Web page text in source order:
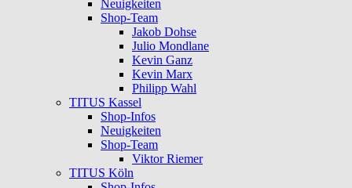
Neuigkeiten
Shop-Team
Jakob Dohse
Julio Mondlane
Kevin Ganz
Kevin Marx
Philipp Wahl
TITUS Kassel
Shop-Infos
Neuigkeiten
Shop-Team
Viktor Riemer
TITUS Köln